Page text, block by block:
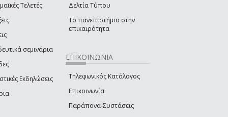
Τελετές
σεμινάρια
Εκδηλώσεις
Δελτία Τύπου
Το πανεπιστήμιο στην
επικαιρότητα
ΕΠΙΚΟΙΝΩΝΙΑ
Τηλεφωνικός Κατάλογος
Επικοινωνία
Παράπονα-Συστάσεις